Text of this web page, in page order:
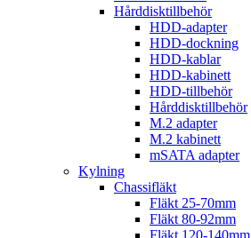
Hårddisktillbehör
HDD-adapter
HDD-dockning
HDD-kablar
HDD-kabinett
HDD-tillbehör
Hårddisktillbehör
M.2 adapter
M.2 kabinett
mSATA adapter
Kylning
Chassifläkt
Fläkt 25-70mm
Fläkt 80-92mm
Fläkt 120-140mm